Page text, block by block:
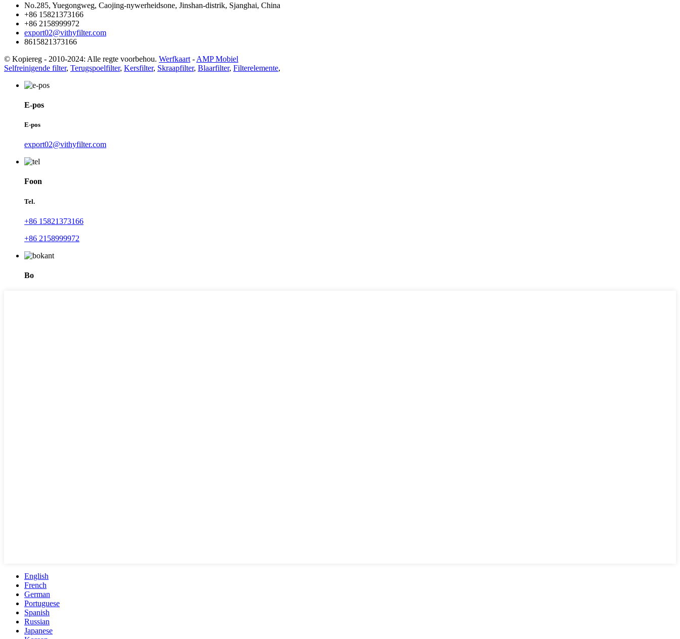
No.285, Yuegongweg, Caojing-nywerheidsone, Jinshan-distrik, Sjanghai, China
+86 15821373166
+86 2158999972
export02@vithyfilter.com
8615821373166
© Kopiereg - 2010-2024: Alle regte voorbehou. Werfkaart - AMP Mobiel
Selfreinigende filter, Terugspoelfilter, Kersfilter, Skraapfilter, Blaarfilter, Filterelemente,
E-pos
E-pos
export02@vithyfilter.com
Foon
Tel.
+86 15821373166
+86 2158999972
Bo
English
French
German
Portuguese
Spanish
Russian
Japanese